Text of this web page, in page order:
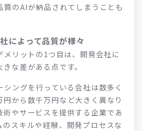
質のAIが納品されてしまうことも
によって品質が様々
リットの1つ目は、開発会社に
な差がある点です。
ングを行っている会社は数多く
円から数千万円など大きく異なり
術やサービスを提供する企業であ
のスキルや経験、開発プロセスな